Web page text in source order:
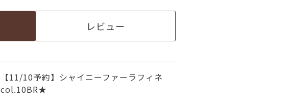
レビュー
【11/10予約】シャイニーファーラフィネ
col.10BR★